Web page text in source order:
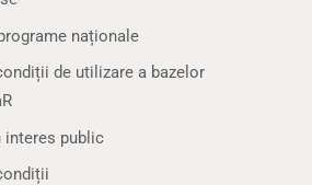
naționale
de utilizare a bazelor
interes public